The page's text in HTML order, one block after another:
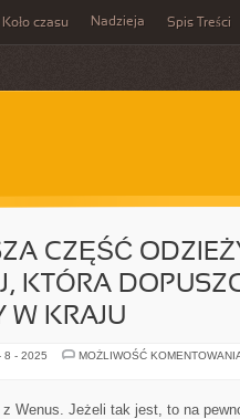
Koło czasu Nadzieja Spis Treści
CZĘŚĆ
KTÓRA
W KRAJU
8 - 2025 MOŻLIWOŚĆ
Wenus. Jeżeli tak jest, to na